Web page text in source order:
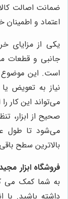
ضمانت اصالت
اعتماد و
یکی از مزایای
جانبی و قطعات
است. این موضوع
نیاز به تعویض
می‌تواند این کار
صحیح از ابزار،
می‌شود تا طول
بالاترین سطح
فروشگاه ابزار
به شما کمک می
داشته باشید. با